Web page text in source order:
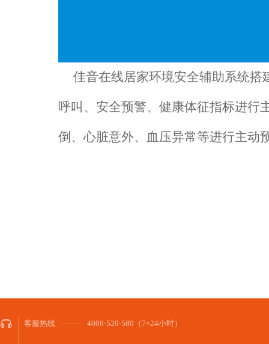
佳音在线居家环境安全辅助系统
呼叫、安全预警、健康体征指标进行
倒、心脏意外、血压异常等进行主动
客服热线 4006-520-580（7×24小时）